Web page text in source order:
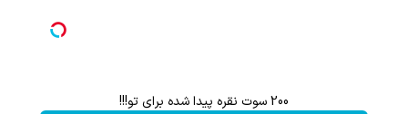
200 سوت نقره پیدا شده برای تو!!!